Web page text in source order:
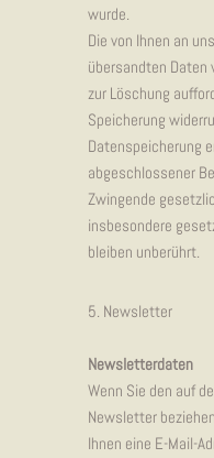
wurde.
Die von Ihnen an
übersandten Daten
zur Löschung
Speicherung
Datenspeicherung
abgeschlossener
Zwingende
insbesondere
bleiben unberührt.
5. Newsletter
Newsletterdaten
Wenn Sie den auf
Newsletter
Ihnen eine E-Mail-